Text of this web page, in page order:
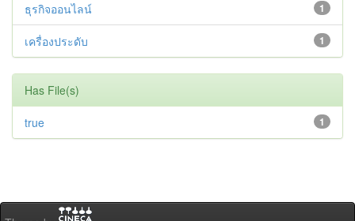
1
ธุรกิจออนไลน์
1
เครื่องประดับ
Has File(s)
1
true